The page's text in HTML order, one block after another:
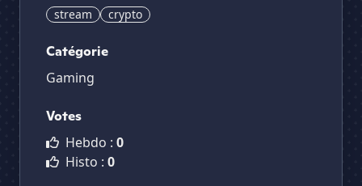
stream crypto
Catégorie
Gaming
Votes
Hebdo : 0
Histo : 0